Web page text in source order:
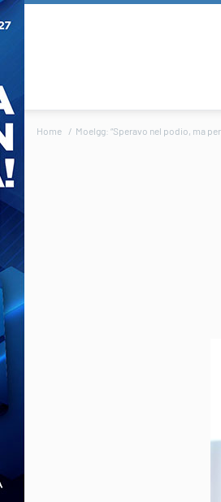
Home Moelgg: “Speravo nel podio, ma